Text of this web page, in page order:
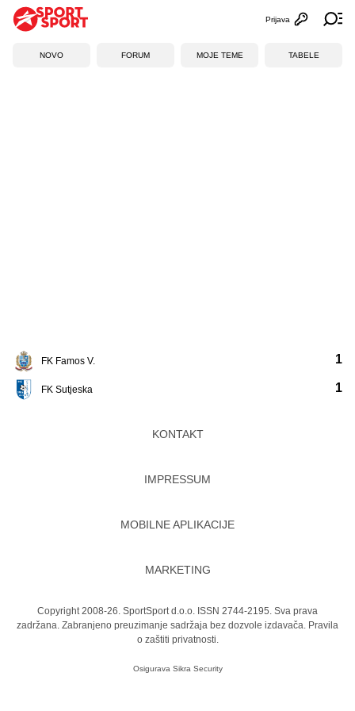
Otvori
Prijava
NOVO FORUM MOJE TEME TABELE
FK Famos V.
FK Sutjeska
1
1
KONTAKT
IMPRESSUM
MOBILNE APLIKACIJE
MARKETING
Copyright 2008-26. SportSport d.o.o. ISSN 2744-2195. Sva prava
zadržana. Zabranjeno preuzimanje sadržaja bez dozvole izdavača. Pravila
o zaštiti privatnosti.
Osigurava Sikra Security